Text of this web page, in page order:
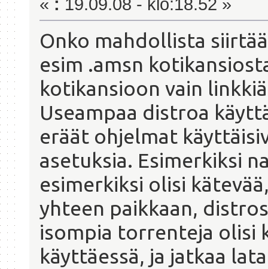
« : 19.09.08 - klo:18.52 »
Onko mahdollista
esim .amsn
kotikansioon vain
Useampaa distroa
eräät ohjelmat
asetuksia. Esimerkiksi
esimerkiksi olisi
yhteen paikkaan,
isompia torrenteja olisi
käyttäessä, ja jatkaa